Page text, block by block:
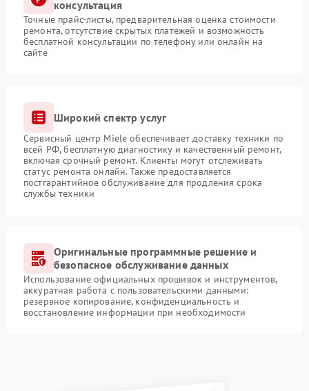
консультация
Точные прайс-листы, предварительная оценка стоимости
ремонта, отсутствие скрытых платежей и возможность
бесплатной консультации по телефону или онлайн на
сайте
Широкий спектр услуг
Сервисный центр Miele обеспечивает доставку техники по
всей РФ, бесплатную диагностику и качественный ремонт,
включая срочный ремонт. Клиенты могут отслеживать
статус ремонта онлайн. Также предоставляется
постгарантийное обслуживание для продления срока
службы техники
Оригинальные программные решение и
безопасное обслуживание данных
Использование официальных прошивок и инструментов,
аккуратная работа с пользовательскими данными:
резервное копирование, конфиденциальность и
восстановление информации при необходимости